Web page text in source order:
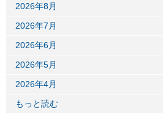
2026年8月
2026年7月
2026年6月
2026年5月
2026年4月
もっと読む